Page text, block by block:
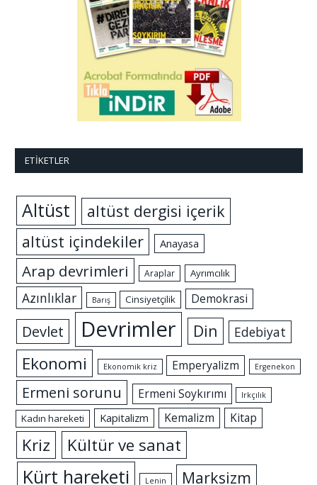
ETIKETLER
Altüst
altüst dergisi içerik
altüst içindekiler
Anayasa
Arap devrimleri Araplar Ayrımcılık
Azınlıklar Barış Cinsiyetçilik Demokrasi
Devlet Devrimler Din Edebiyat
Ekonomi Ekonomik kriz Emperyalizm Ergenekon
Ermeni sorunu Ermeni Soykırımı Irkçılık
Kadın hareketi Kapitalizm Kemalizm Kitap
Kriz Kültür ve sanat
Kürt hareketi Lenin Marksizm